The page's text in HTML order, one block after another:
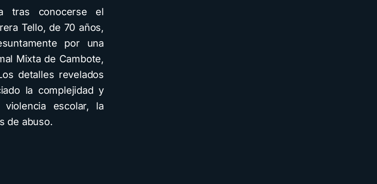
tras conocerse el
Tello, de 70 años,
por una
Mixta de Cambote,
detalles revelados
la complejidad y
escolar, la
de abuso.